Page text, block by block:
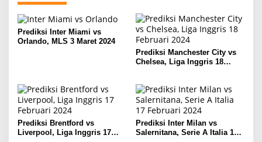
Prediksi Inter Miami vs
Orlando, MLS 3 Maret 2024
Prediksi Manchester City vs
Chelsea, Liga Inggris 18
Prediksi Brentford vs
Liverpool, Liga Inggris 17
Prediksi Inter Milan vs
Salernitana, Serie A Italia 17